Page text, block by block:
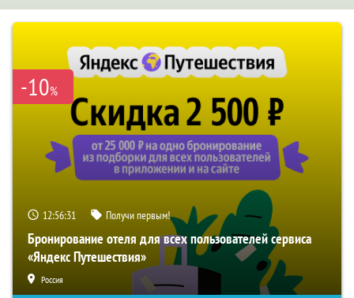
-10%
12:56:30 Получи первым!
Бронирование отеля для всех пользователей сервиса
«Яндекс Путешествия»
Россия